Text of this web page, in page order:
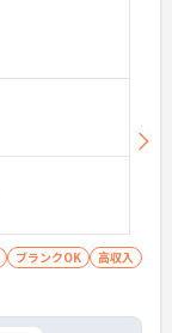
ブランクOK
高収入